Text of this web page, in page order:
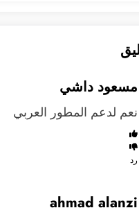
مسعود داشي
نعم لدعم المطور العربي
رد
ahmad alanzi